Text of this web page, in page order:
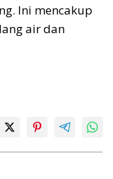
Ini mencakup
air dan